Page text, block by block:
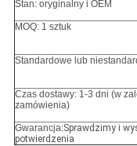
Stan: oryginalny i OEM
MOQ: 1 sztuk
Standardowe lub
Czas dostawy: 1-3 dni (w
zamówienia)
Gwarancja:Sprawdzimy i
potwierdzenia